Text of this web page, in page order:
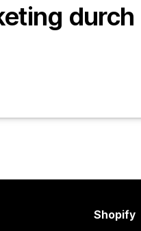
durch
Shopify